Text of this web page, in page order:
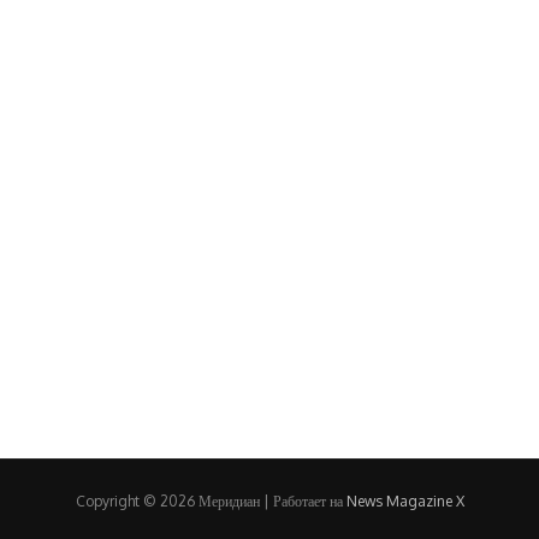
Copyright © 2026 Меридиан | Работает на News Magazine X